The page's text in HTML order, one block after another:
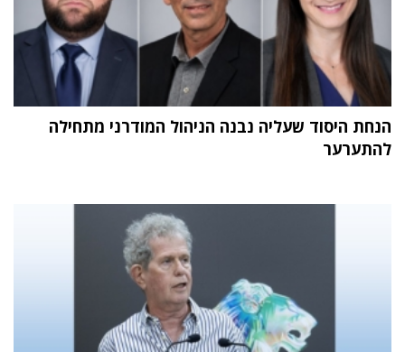
הנחת היסוד שעליה נבנה הניהול המודרני מתחילה
להתערער